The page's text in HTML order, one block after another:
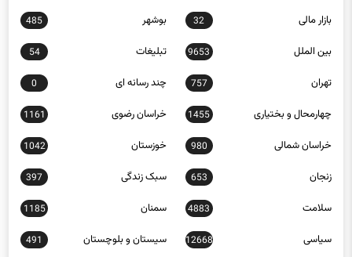
بین الملل 9653 تبلیغات 54
تهران 757 چند رسانه ای 0
چهارمحال و بختیاری 1455 خراسان رضوی 1161
خراسان شمالی 980 خوزستان 1042
زنجان 653 سبک زندگی 397
سلامت 4883 سمنان 1185
سیاسی 12668 سیستان و بلوچستان 491
عکس 329 علمی و فناوری 7632